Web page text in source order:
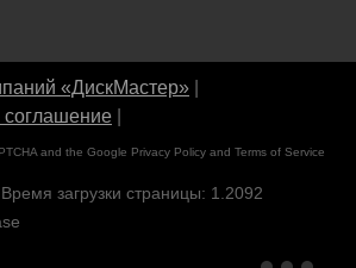
«ДискМастер»
соглашение
and the Google Privacy Policy and Terms of Service
загрузки страницы: 1.2092